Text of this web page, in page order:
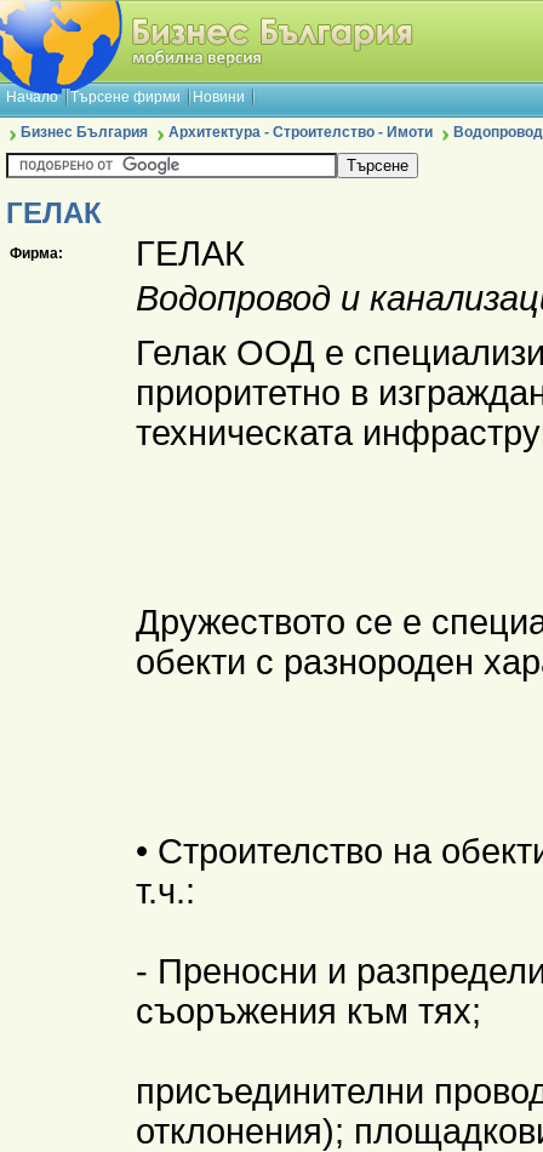
Начало Търсене фирми Новини
Бизнес България Архитектура - Строителство - Имоти
ГЕЛАК
Фирма: ГЕЛАК
Водопровод и
Гелак ООД е
приоритетно в
техническата
Дружеството се е
обекти с разнороден
• Строителство на
т.ч.:
- Преносни и
съоръжения към тях;
присъединителни
отклонения);